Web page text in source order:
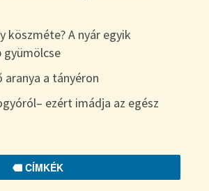
köszméte? A nyár egyik
gyümölcse
aranya a tányéron
ezért imádja az egész
CÍMKÉK